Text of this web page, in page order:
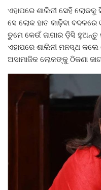
ଏହାପରେ ଶାଲିନୀ ସେହି
ସେ ଲୋକ ହାତ କାଢ଼ିବା ବଦଳରେ
ତୁମେ କେଉଁ ଜାଗାର ଡ଼ିସି ହୁଅନ୍ତୁ
ଏହାପରେ ଶାଲିନୀ ମନସ୍ଥ
ଅସାମାଜିକ ଲୋକଙ୍କୁ ଠିକଣା